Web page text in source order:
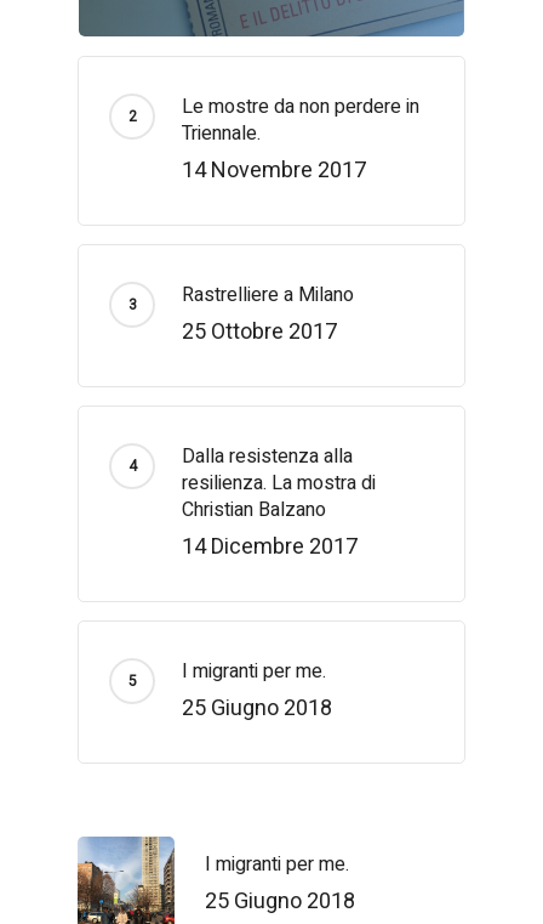
Le mostre da non perdere in
Triennale.
14 Novembre 2017
Rastrelliere a Milano
25 Ottobre 2017
Dalla resistenza alla
resilienza. La mostra di
Christian Balzano
14 Dicembre 2017
I migranti per me.
25 Giugno 2018
I migranti per me.
25 Giugno 2018